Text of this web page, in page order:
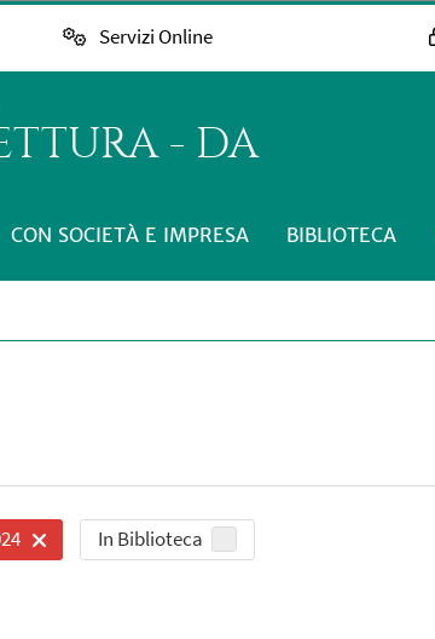
Servizi Online
- DA
CON SOCIETÀ E IMPRESA BIBLIOTECA
In Biblioteca